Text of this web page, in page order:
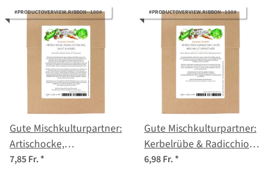
#PRODUCTOVERVIEW.RIBBON--100#
Gute Mischkulturpartner:
Artischocke,
Knollenfenchel, Salat &
7,85 Fr.*
#PRODUCTOVERVIEW.RIBBON--100#
Gute Mischkulturpartner:
Kerbelrübe & Radicchio -
Samenset
6,98 Fr.*